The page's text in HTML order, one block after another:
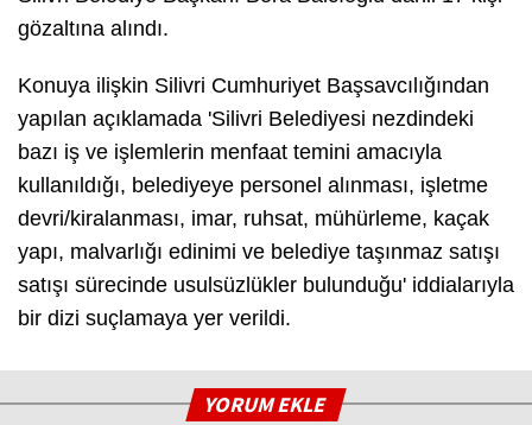
gözaltına alındı.
Konuya ilişkin Silivri Cumhuriyet Başsavcılığından
yapılan açıklamada 'Silivri Belediyesi nezdindeki
bazı iş ve işlemlerin menfaat temini amacıyla
kullanıldığı, belediyeye personel alınması, işletme
devri/kiralanması, imar, ruhsat, mühürleme, kaçak
yapı, malvarlığı edinimi ve belediye taşınmaz satışı
satışı sürecinde usulsüzlükler bulunduğu' iddialarıyla
bir dizi suçlamaya yer verildi.
YORUM EKLE